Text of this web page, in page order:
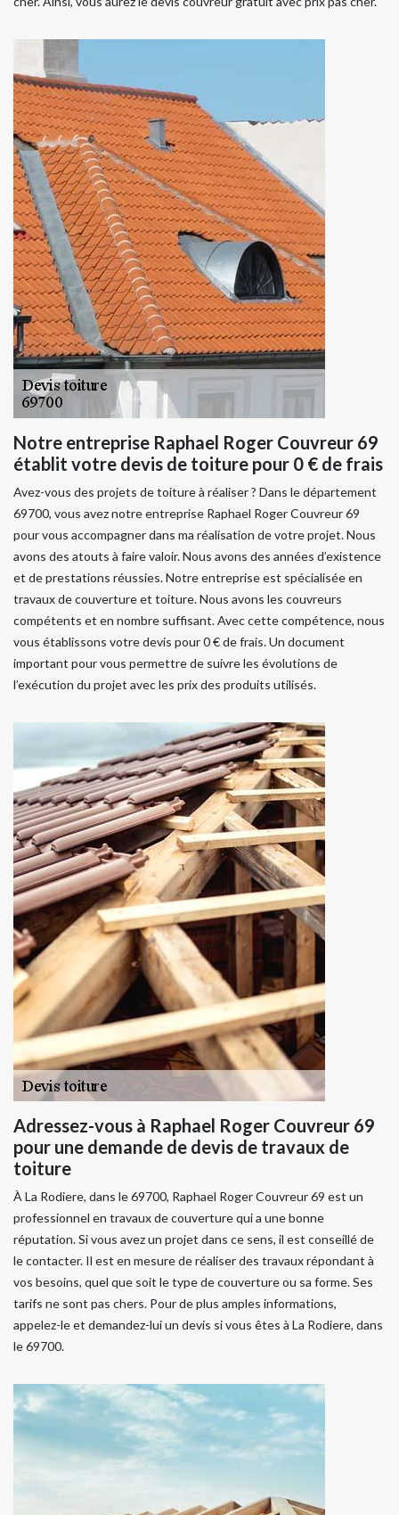
Notre entreprise Raphael Roger Couvreur 69
établit votre devis de toiture pour 0 € de frais
Avez-vous des projets de toiture à réaliser ? Dans le département
69700, vous avez notre entreprise Raphael Roger Couvreur 69
pour vous accompagner dans ma réalisation de votre projet. Nous
avons des atouts à faire valoir. Nous avons des années d’existence
et de prestations réussies. Notre entreprise est spécialisée en
travaux de couverture et toiture. Nous avons les couvreurs
compétents et en nombre suffisant. Avec cette compétence, nous
vous établissons votre devis pour 0 € de frais. Un document
important pour vous permettre de suivre les évolutions de
l’exécution du projet avec les prix des produits utilisés.
Adressez-vous à Raphael Roger Couvreur 69
pour une demande de devis de travaux de
toiture
À La Rodiere, dans le 69700, Raphael Roger Couvreur 69 est un
professionnel en travaux de couverture qui a une bonne
réputation. Si vous avez un projet dans ce sens, il est conseillé de
le contacter. Il est en mesure de réaliser des travaux répondant à
vos besoins, quel que soit le type de couverture ou sa forme. Ses
tarifs ne sont pas chers. Pour de plus amples informations,
appelez-le et demandez-lui un devis si vous êtes à La Rodiere, dans
le 69700.